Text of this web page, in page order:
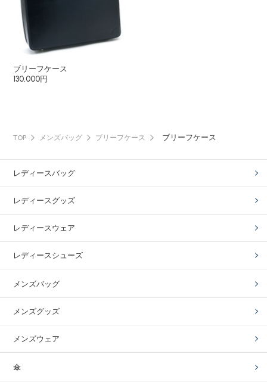
ブリーフケース
130,000円
TOP メンズバッグ ブリーフケース ブリーフケース
レディースバッグ
レディースグッズ
レディースウェア
レディースシューズ
メンズバッグ
メンズグッズ
メンズウェア
傘